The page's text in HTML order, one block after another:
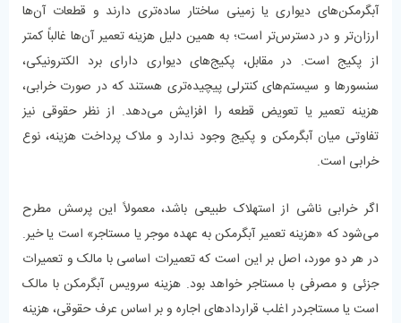
آبگرمکن‌های دیواری یا زمینی ساختار ساده‌تری دارند و قطعات آن‌ها
ارزان‌تر و در دسترس‌تر است؛ به همین دلیل هزینه تعمیر آن‌ها غالباً کمتر
از پکیج است. در مقابل، پکیج‌های دیواری دارای برد الکترونیکی،
سنسورها و سیستم‌های کنترلی پیچیده‌تری هستند که در صورت خرابی،
هزینه تعمیر یا تعویض قطعه را افزایش می‌دهد. از نظر حقوقی نیز
تفاوتی میان آبگرمکن و پکیج وجود ندارد و ملاک پرداخت هزینه، نوع
خرابی است.
اگر خرابی ناشی از استهلاک طبیعی باشد، معمولاً این پرسش مطرح
می‌شود که «هزینه تعمیر آبگرمکن به عهده موجر یا مستاجر» است یا خیر.
در هر دو مورد، اصل بر این است که تعمیرات اساسی با مالک و تعمیرات
جزئی و مصرفی با مستاجر خواهد بود. هزینه سرویس آبگرمکن با مالک
است یا مستاجردر اغلب قراردادهای اجاره و بر اساس عرف حقوقی، هزینه